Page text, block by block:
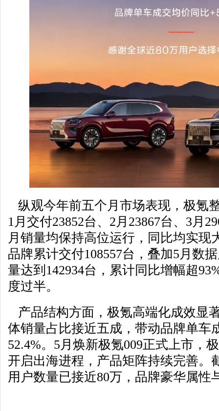
纵观今年前五个月市场表现，极氪
1月交付23852台、2月23867台、3月
月销量均保持高位运行，同比均实现
品牌累计交付108557台，叠加5月数
量达到142934台，累计同比增幅超
度过半。
产品结构方面，极氪高端化成效显
体销量占比接近五成，带动品牌单车
52.4%。5月焕新极氪009正式上市，
开启出海进程，产品矩阵持续完善。
用户数量已接近80万，品牌豪华属性